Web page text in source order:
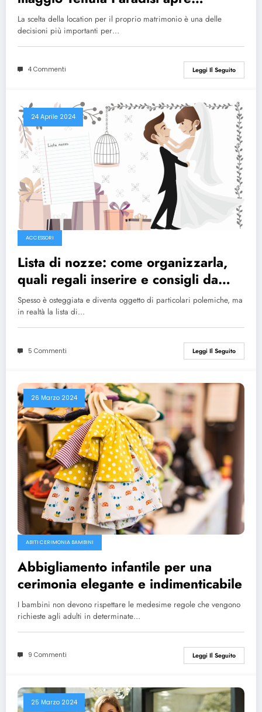
ufficialmente le prenotazioni
La scelta della location per il proprio matrimonio è una delle
decisioni più importanti per…
4 Commenti Leggi Il Seguito
24 Aprile 2024
ACCESSORI
Lista di nozze: come organizzarla,
quali regali inserire e consigli da
seguire
Spesso è osteggiata e diventa oggetto di particolari polemiche, ma
in realtà la lista di…
5 Commenti Leggi Il Seguito
26 Marzo 2024
ABITI CERIMONIA BAMBINI
Abbigliamento infantile per una
cerimonia elegante e indimenticabile
I bambini non devono rispettare le medesime regole che vengono
richieste agli adulti in determinate…
9 Commenti Leggi Il Seguito
25 Marzo 2024